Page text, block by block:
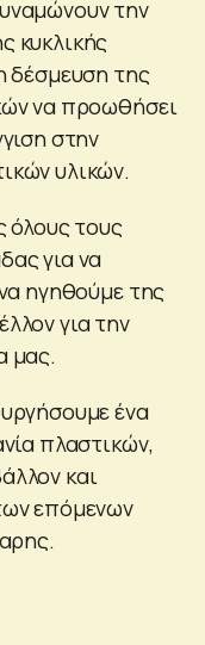
την
κυκλικής
δέσμευση της
να προωθήσει
στην
υλικών.
όλους τους
για να
ηγηθούμε της
για την
μας.
ένα
πλαστικών,
και
επόμενων